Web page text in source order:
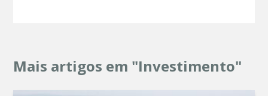
Mais artigos em "Investimento"